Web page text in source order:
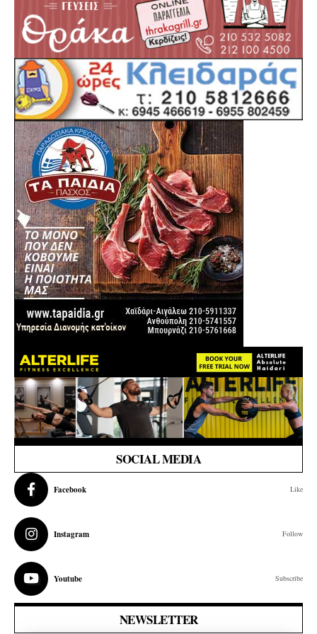
SOCIAL MEDIA
Facebook Like
Instagram Follow
Youtube Subscribe
NEWSLETTER